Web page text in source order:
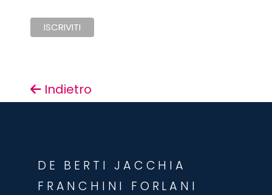
Indietro
DE BERTI JACCHIA
FRANCHINI FORLANI